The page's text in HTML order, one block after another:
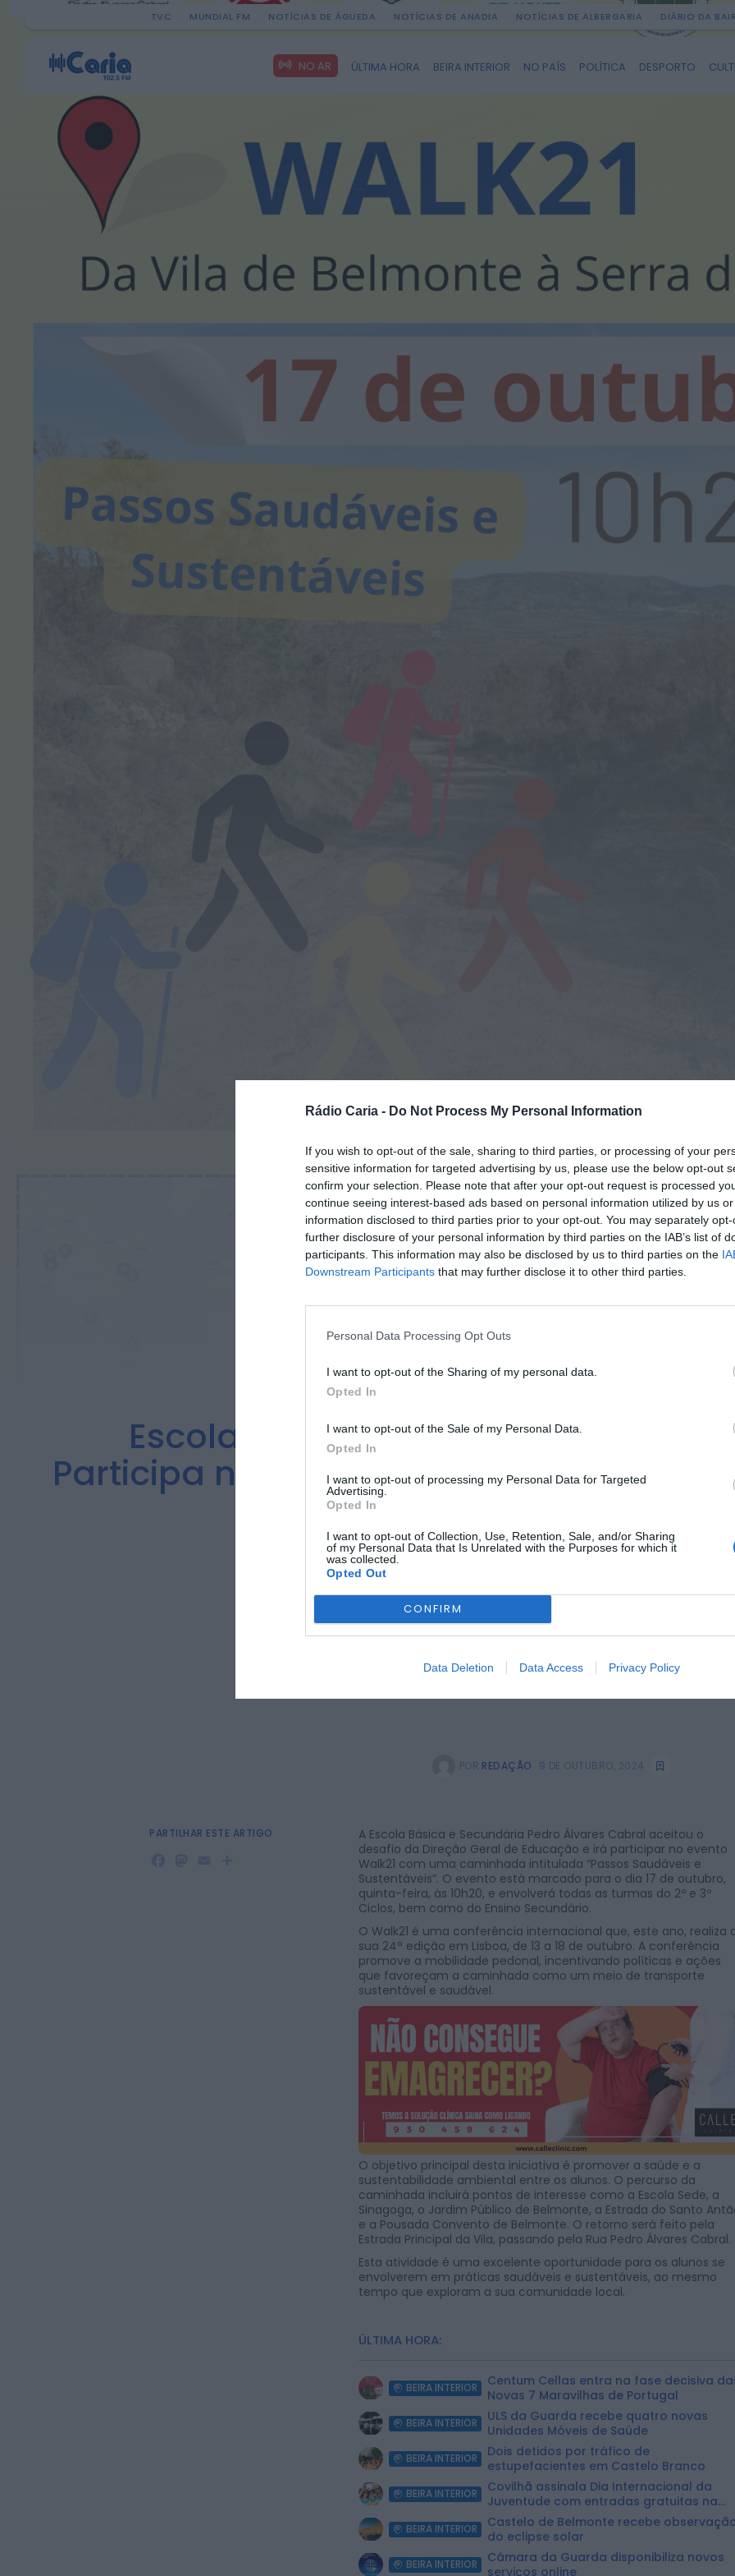
Rádio Caria - Do Not Process My Personal Information
If you wish to opt-out of the sale, sharing to third parties, or processing of your
sensitive information for targeted advertising by us, please use the below opt-out
confirm your selection. Please note that after your opt-out request is processed
continue seeing interest-based ads based on personal information utilized by us
information disclosed to third parties prior to your opt-out. You may separately
further disclosure of your personal information by third parties on the IAB’s list of
participants. This information may also be disclosed by us to third parties on the
Downstream Participants that may further disclose it to other third parties.
Personal Data Processing Opt Outs
I want to opt-out of the Sharing of my personal data.
Opted In
I want to opt-out of the Sale of my Personal Data.
Opted In
I want to opt-out of processing my Personal Data for Targeted
Advertising.
Opted In
I want to opt-out of Collection, Use, Retention, Sale, and/or Sharing
of my Personal Data that Is Unrelated with the Purposes for which it
was collected.
Opted Out
CONFIRM
Data Deletion Data Access Privacy Policy
TVC MUNDIAL FM NOTÍCIAS DE ÁGUEDA NOTÍCIAS DE ANADIA NOTÍCIAS DE ALBERGARIA DIÁRIO DA
NO AR ÚLTIMA HORA BEIRA INTERIOR NO PAÍS POLÍTICA DESPORTO
Search
for:
Escola Básica e Secundária Pedro
Participa no Walk21 com Caminhada
POR REDAÇÃO 9 DE OUTUBRO, 2024
A Escola Básica e Secundária Pedro Álvares Cabral aceitou o
desafio da Direção Geral de Educação e irá participar no evento
Walk21 com uma caminhada intitulada “Passos Saudáveis e
Sustentáveis”. O evento está marcado para o dia 17 de outubro,
quinta-feira, às 10h20, e envolverá todas as turmas do 2º e 3º
Ciclos, bem como do Ensino Secundário.
O Walk21 é uma conferência internacional que, este ano, realiza
sua 24ª edição em Lisboa, de 13 a 18 de outubro. A conferência
promove a mobilidade pedonal, incentivando políticas e ações
que favoreçam a caminhada como um meio de transporte
sustentável e saudável.
O objetivo principal desta iniciativa é promover a saúde e a
sustentabilidade ambiental entre os alunos. O percurso da
caminhada incluirá pontos de interesse como a Escola Sede, a
Sinagoga, o Jardim Público de Belmonte, a Estrada do Santo
e a Pousada Convento de Belmonte. O retorno será feito pela
Estrada Principal da Vila, passando pela Rua Pedro Álvares Cabral.
Esta atividade é uma excelente oportunidade para os alunos se
envolverem em práticas saudáveis e sustentáveis, ao mesmo
tempo que exploram a sua comunidade local.
ÚLTIMA HORA:
BEIRA INTERIOR
Centum Cellas entra na fase decisiva
Novas 7 Maravilhas de Portugal
BEIRA INTERIOR
ULS da Guarda recebe quatro novas
Unidades Móveis de Saúde
BEIRA INTERIOR
Dois detidos por tráfico de
estupefacientes em Castelo Branco
BEIRA INTERIOR
Covilhã assinala Dia Internacional da
Juventude com entradas gratuitas na
Piscina Praia
BEIRA INTERIOR
Castelo de Belmonte recebe
do eclipse solar
BEIRA INTERIOR
Câmara da Guarda disponibiliza novos
serviços online
PARTILHAR ESTE ARTIGO